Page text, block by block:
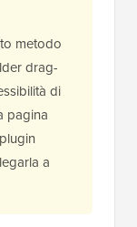
metodo
drag-
di
pagina
a